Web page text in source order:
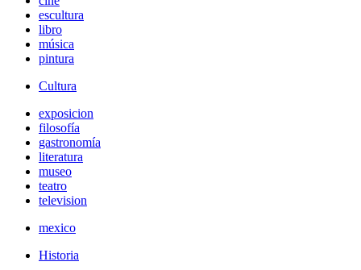
escultura
libro
música
pintura
Cultura
exposicion
filosofía
gastronomía
literatura
museo
teatro
television
mexico
Historia